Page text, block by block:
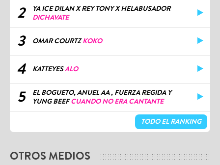
2
YA ICE DILAN X REY TONY X HELABUSADOR
DICHAVATE
3 OMAR COURTZKOKO
4 KATTEYESALO
5
EL BOGUETO, ANUEL AA , FUERZA REGIDA Y
YUNG BEEFCUANDO NO ERA CANTANTE
TODO EL RANKING
OTROS MEDIOS